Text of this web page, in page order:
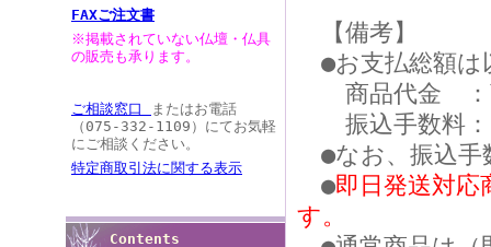
FAXご注文書
※掲載されていない仏壇・仏具
の販売も承ります。
ご相談窓口
またはお電話
（075-332-1109）にてお気軽
にご相談ください。
特定商取引法に関する表示
Contents
【備考】
●お支払総額は
商品代金 ：
振込手数料：
●なお、振込手
●即日発送対
す。